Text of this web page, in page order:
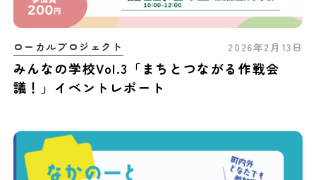
ローカルプロジェクト 2026年2月13日
みんなの学校Vol.3「まちとつながる作戦会
議！」イベントレポート